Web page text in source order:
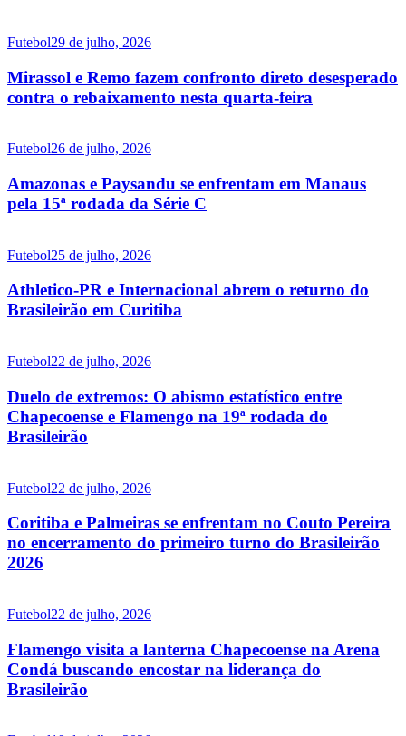
Futebol29 de julho, 2026
Mirassol e Remo fazem confronto direto desesperado
contra o rebaixamento nesta quarta-feira
Futebol26 de julho, 2026
Amazonas e Paysandu se enfrentam em Manaus
pela 15ª rodada da Série C
Futebol25 de julho, 2026
Athletico-PR e Internacional abrem o returno do
Brasileirão em Curitiba
Futebol22 de julho, 2026
Duelo de extremos: O abismo estatístico entre
Chapecoense e Flamengo na 19ª rodada do
Brasileirão
Futebol22 de julho, 2026
Coritiba e Palmeiras se enfrentam no Couto Pereira
no encerramento do primeiro turno do Brasileirão
2026
Futebol22 de julho, 2026
Flamengo visita a lanterna Chapecoense na Arena
Condá buscando encostar na liderança do
Brasileirão